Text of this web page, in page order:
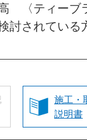
〈ティーブ
されている
施工・
説明書